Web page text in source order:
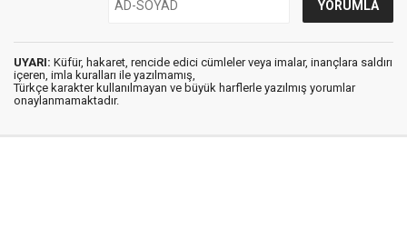
UYARI: Küfür, hakaret, rencide edici cümleler veya imalar, inançlara saldırı
içeren, imla kuralları ile yazılmamış,
Türkçe karakter kullanılmayan ve büyük harflerle yazılmış yorumlar
onaylanmamaktadır.